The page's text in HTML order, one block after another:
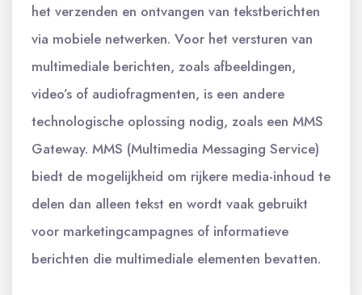
het verzenden en ontvangen van tekstberichten
via mobiele netwerken. Voor het versturen van
multimediale berichten, zoals afbeeldingen,
video’s of audiofragmenten, is een andere
technologische oplossing nodig, zoals een MMS
Gateway. MMS (Multimedia Messaging Service)
biedt de mogelijkheid om rijkere media-inhoud te
delen dan alleen tekst en wordt vaak gebruikt
voor marketingcampagnes of informatieve
berichten die multimediale elementen bevatten.